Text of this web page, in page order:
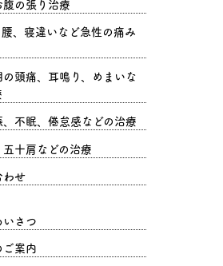
の張り治療
腰、寝違いなど急性の痛み
頭痛、耳鳴り、めまいな
不眠、倦怠感などの治療
十肩などの治療
わせ
さつ
案内